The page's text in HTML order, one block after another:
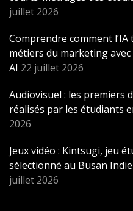
juillet 2026
Comprendre comment
métiers du marketing
AI 22 juillet 2026
Audiovisuel : les premiers
réalisés par les étudiants
2026
Jeux vidéo : Kintsugi, jeu
sélectionné au Busan
juillet 2026